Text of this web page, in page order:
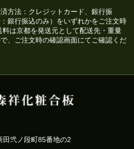
方法：クレジットカード、銀行振
銀行振込のみ）をいずれかをご注文時
は京都を発送元として配送先・重量
、ご注文時の確認画面にてご確認くだ
田弐ノ段町85番地の2